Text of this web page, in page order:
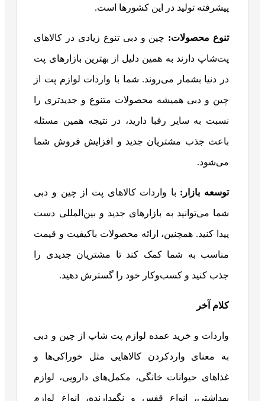
پیشرفته تولید در این کشورها است.
تنوع محصولات: چین و دبی تنوع زیادی در کالاهای
پت‌شاپ دارند به همین دلیل از بهترین بازارهای پت
در دنیا بشمار می‌روند. شما با واردات لوازم پت از
چین و دبی همیشه محصولات متنوع و جدیدتری را
نسبت به سایر رقبا دارید، در نتیجه همین مسئله
باعث جذب مشتریان جدید و افزایش فروش شما
می‌شود.
توسعه بازار : با واردات کالاهای پت از چین و دبی
شما می‌توانید به بازارهای جدید و بین‌المللی دست
پیدا کنید. همچنین، ارائه محصولات باکیفیت و قیمت
مناسب به شما کمک کند تا مشتریان جدیدی را
جذب کنید و کسب‌وکار خود را گسترش دهید.
کلام آخر
واردات و خرید عمده لوازم پت شاپ از چین و دبی
به معنای واردکردن کالاهایی مثل خوراکی‌ها و
غذاهای حیوانات خانگی، مکمل‌های دارویی، لوازم
بهداشتی، انواع قفس و نگهدارنده، انواع لوازم